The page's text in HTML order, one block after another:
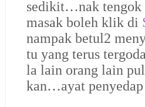
sedikit…nak tengok
masak boleh klik di
nampak betul2
tu yang terus
la lain orang lain
kan…ayat